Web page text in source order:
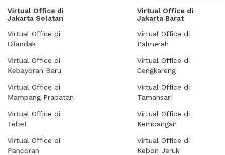
Virtual Office di
Jakarta Selatan
Virtual Office di
Cilandak
Virtual Office di
Kebayoran Baru
Virtual Office di
Mampang Prapatan
Virtual Office di
Tebet
Virtual Office di
Pancoran
Virtual Office di
Jakarta Barat
Virtual Office di
Palmerah
Virtual Office di
Cengkareng
Virtual Office di
Tamansari
Virtual Office di
Kembangan
Virtual Office di
Kebon Jeruk